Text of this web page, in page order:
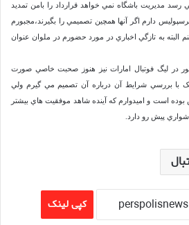
رسد مديريت باشگاه نمي خواهد قرارداد را بامن تمديد
دارم اگر آنها همچين تصميمي را بگيرند،مجبورم
البته به تازگي اخباري در مورد حضورم در ملوان عنوان
در ليگ فوتبال امارات نيز هنوز صحبت خاصي صورت
با بررسي شرايط آن درباره آن تصميم مي گيرم ولي
بوده است و اميدوارم که آينده شاهد موفقيت هاي بيشتر
پيش رو دارد.
کپی لینک